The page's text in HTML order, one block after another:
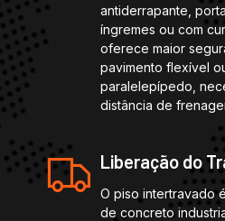
antiderrapante,
íngremes ou com
oferece maior
pavimento flexível
paralelepípedo,
distância de
Liberação do
O piso intertravado
de concreto